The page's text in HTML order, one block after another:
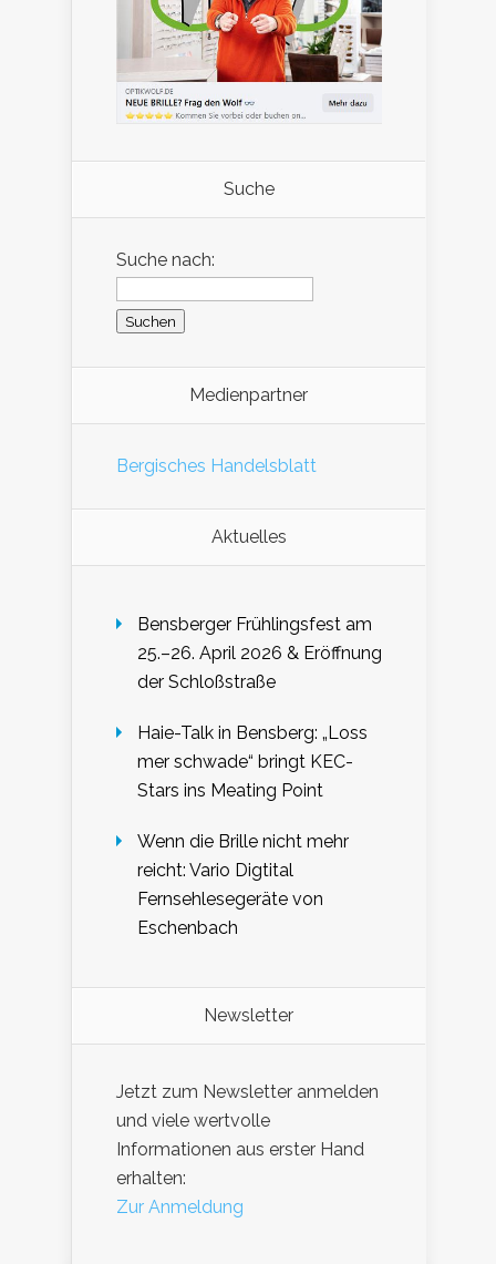
Suche
Suche nach:
Medienpartner
Bergisches Handelsblatt
Aktuelles
Bensberger Frühlingsfest am
25.–26. April 2026 & Eröffnung
der Schloßstraße
Haie-Talk in Bensberg: „Loss
mer schwade“ bringt KEC-
Stars ins Meating Point
Wenn die Brille nicht mehr
reicht: Vario Digtital
Fernsehlesegeräte von
Eschenbach
Newsletter
Jetzt zum Newsletter anmelden
und viele wertvolle
Informationen aus erster Hand
erhalten:
Zur Anmeldung